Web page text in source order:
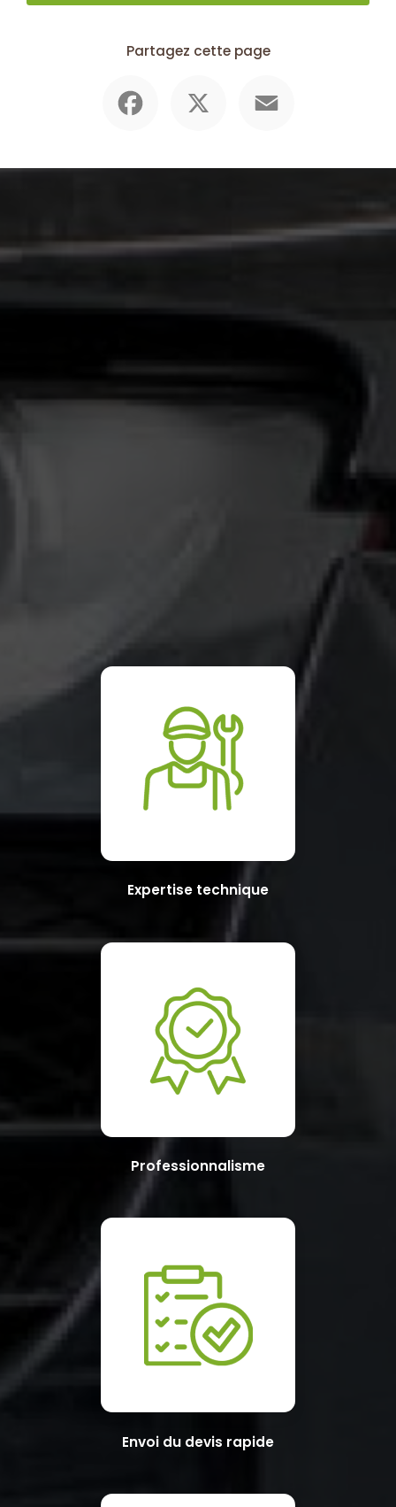
Partagez cette page
Expertise technique
Professionnalisme
Envoi du devis rapide